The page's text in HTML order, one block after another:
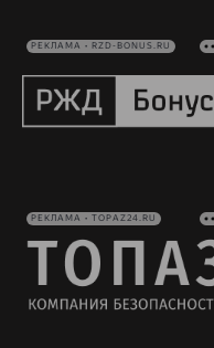
РЕКЛАМА • RZD-BONUS.RU
РЕКЛАМА • TOPAZ24.RU